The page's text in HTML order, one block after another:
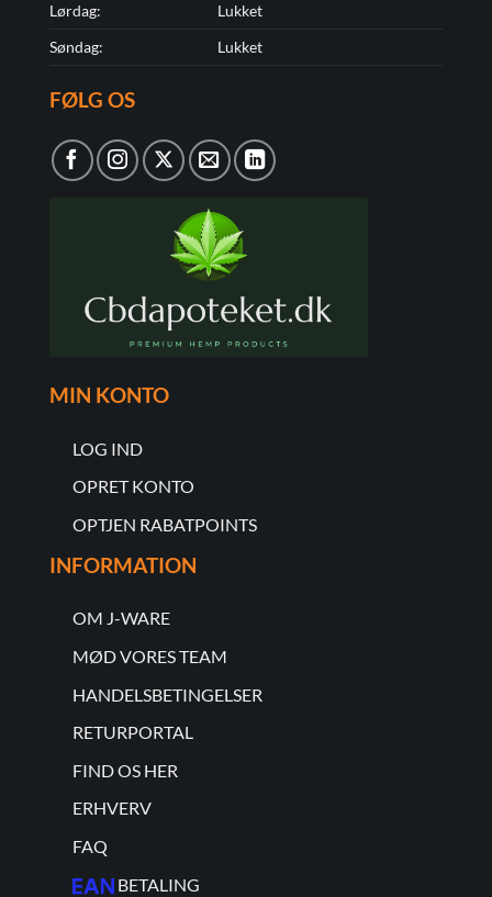
Lørdag:
Lukket
Søndag:
Lukket
FØLG OS
MIN KONTO
LOG IND
OPRET KONTO
OPTJEN RABATPOINTS
INFORMATION
OM J-WARE
MØD VORES TEAM
HANDELSBETINGELSER
RETURPORTAL
FIND OS HER
ERHVERV
FAQ
BETALING